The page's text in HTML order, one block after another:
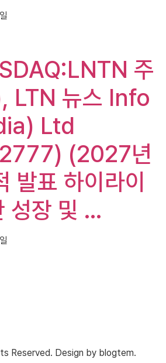
주
LTN 뉴스 Info
Ltd
(2027년
발표 하이라이
성장 및 …
Reserved. Design by blogtem.